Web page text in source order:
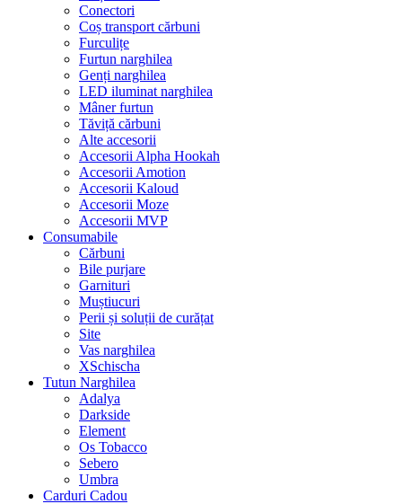
Conectori
Coș transport cărbuni
Furculițe
Furtun narghilea
Genți narghilea
LED iluminat narghilea
Mâner furtun
Tăviță cărbuni
Alte accesorii
Accesorii Alpha Hookah
Accesorii Amotion
Accesorii Kaloud
Accesorii Moze
Accesorii MVP
Consumabile
Cărbuni
Bile purjare
Garnituri
Muștiucuri
Perii și soluții de curățat
Site
Vas narghilea
XSchischa
Tutun Narghilea
Adalya
Darkside
Element
Os Tobacco
Sebero
Umbra
Carduri Cadou